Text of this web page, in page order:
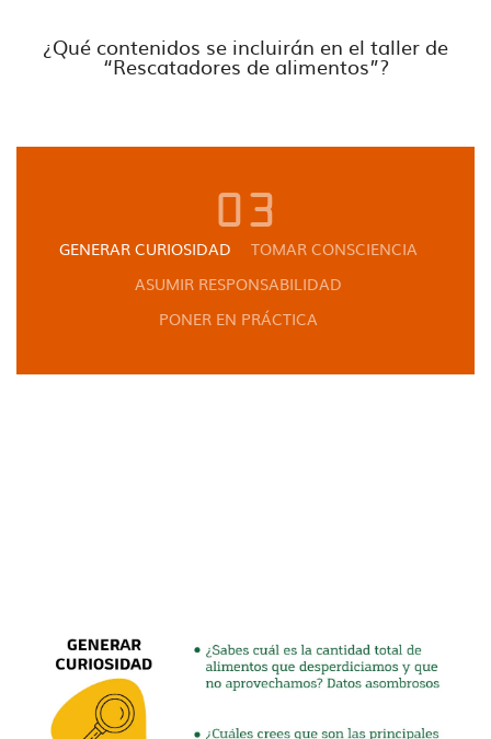
¿Qué contenidos se incluirán en el taller de
“Rescatadores de alimentos”?
03
GENERAR CURIOSIDAD
TOMAR CONSCIENCIA
ASUMIR RESPONSABILIDAD
PONER EN PRÁCTICA